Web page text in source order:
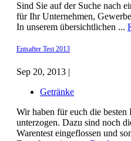
Sind Sie auf der Suche nach
für Ihr Unternehmen,
In unserem übersichtlichen ...
Entsafter Test 2013
Sep 20, 2013 |
Getränke
Wir haben für euch die besten
unterzogen. Dazu sind noch
Warentest eingeflossen und